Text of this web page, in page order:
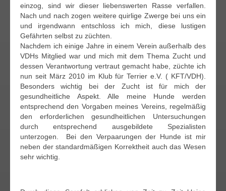
einzog, sind wir dieser liebenswerten Rasse verfallen.
Nach und nach zogen weitere quirlige Zwerge bei uns ein
und irgendwann entschloss ich mich, diese lustigen
Gefährten selbst zu züchten.
Nachdem ich einige Jahre in einem Verein außerhalb des
VDHs Mitglied war und mich mit dem Thema Zucht und
dessen Verantwortung vertraut gemacht habe, züchte ich
nun seit März 2010 im Klub für Terrier e.V. ( KFT/VDH).
Besonders wichtig bei der Zucht ist für mich der
gesundheitliche Aspekt. Alle meine Hunde werden
entsprechend den Vorgaben meines Vereins, regelmäßig
den erforderlichen gesundheitlichen Untersuchungen
durch entsprechend ausgebildete Spezialisten
unterzogen. Bei den Verpaarungen der Hunde ist mir
neben der standardmäßigen Korrektheit auch das Wesen
sehr wichtig.